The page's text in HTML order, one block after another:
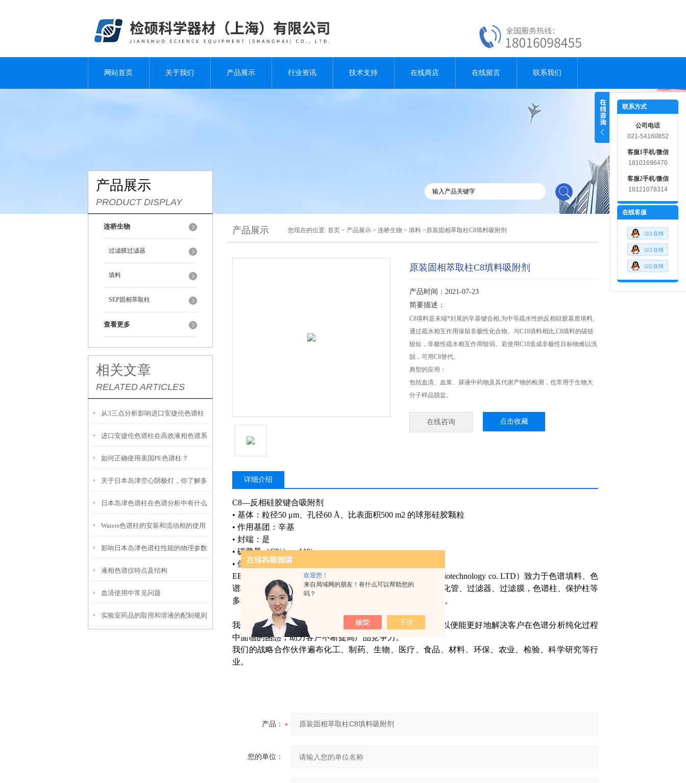
欢迎您！
来自局域网的朋友！有什么可以帮助您的
吗？
网站首页 关于我们 产品展示 行业资讯 技术支持 在线商店 在线留言 联系我们
产品展示
PRODUCT DISPLAY
连桥生物
过滤膜过滤器
填料
SEP固相萃取柱
查看更多
相关文章
RELATED ARTICLES
从3三点分析影响进口安捷伦色谱柱
使用寿命的样品因素
进口安捷伦色谱柱在高效液相色谱系
统中的作用
如何正确使用美国PE色谱柱？
关于日本岛津空心阴极灯，你了解多
少？
日本岛津色谱柱在色谱分析中有什么
作用？
Waters色谱柱的安装和流动相的使用
情况
影响日本岛津色谱柱性能的物理参数
是什么？又该如何保存？
液相色谱仪特点及结构
血清使用中常见问题
实验室药品的取用和溶液的配制规则
产品展示 您现在的位置: 首页 > 产品展示 > 连桥生物 > 填料 >原装固相萃取柱C8填料吸附剂
原装固相萃取柱C8填料吸附剂
产品时间：2021-07-23
简要描述：
C8填料是末端*封尾的辛基键合相,为中等疏水性的反相硅胶基质填料,
通过疏水相互作用保留非极性化合物。与C18填料相比,C8填料的碳链
较短，非极性疏水相互作用较弱。若使用C18造成非极性目标物难以洗
脱，可用C8替代。
典型的应用：
包括血清、血浆、尿液中药物及其代谢产物的检测，也常用于生物大
分子样品脱盐。
在线咨询 点击收藏
详细介绍
C8—反相硅胶键合吸附剂
• 基体：粒径50 μm、孔径60 Å、比表面积500 m2 的球形硅胶颗粒
• 作用基团：辛基
• 封端：是
• 碳载量（C%）：11%
• 保留机理：中等非极性相互作用
EB公司上海连桥生物科技有限公司（Shanghai Even bridge biotechnology co. LTD）致力于色谱填料、色
谱板、离子色谱前处理固相萃取柱、QuEchERS农残快速净化管、过滤器、过滤膜，色谱柱、保护柱等
多种实验室样品前处理、色谱周边产品的研发、制造和销售。
我们一直不断地提高公司的研发制备能力、优化管理体系, 以便能更好地解决客户在色谱分析纯化过程
中面临的困惑，助力客户不断提高产品竞争力。
我们的战略合作伙伴遍布化工、制药、生物、医疗、食品、材料、环保、农业、检验、科学研究等行
业。
产品：
您的单位：
联系方式
公司电话
021-54160852
客服1手机/微信
18101696470
客服2手机/微信
18121078314
在线客服